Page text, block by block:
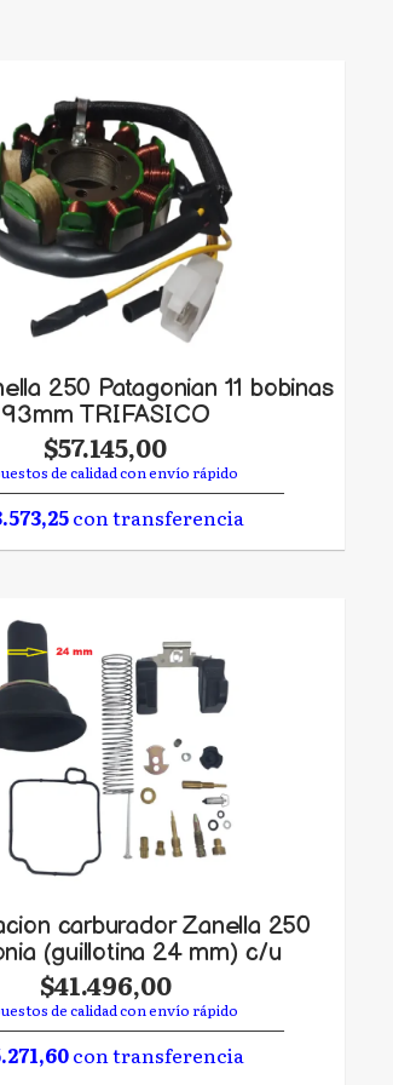
250 Patagonian 11 bobinas
93mm TRIFASICO
$57.145,00
de calidad con envío rápido
con transferencia
carburador Zanella 250
(guillotina 24 mm) c/u
$41.496,00
de calidad con envío rápido
con transferencia